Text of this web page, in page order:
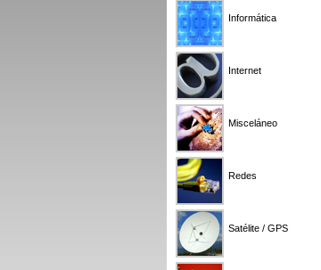
Informática
Internet
Misceláneo
Redes
Satélite / GPS